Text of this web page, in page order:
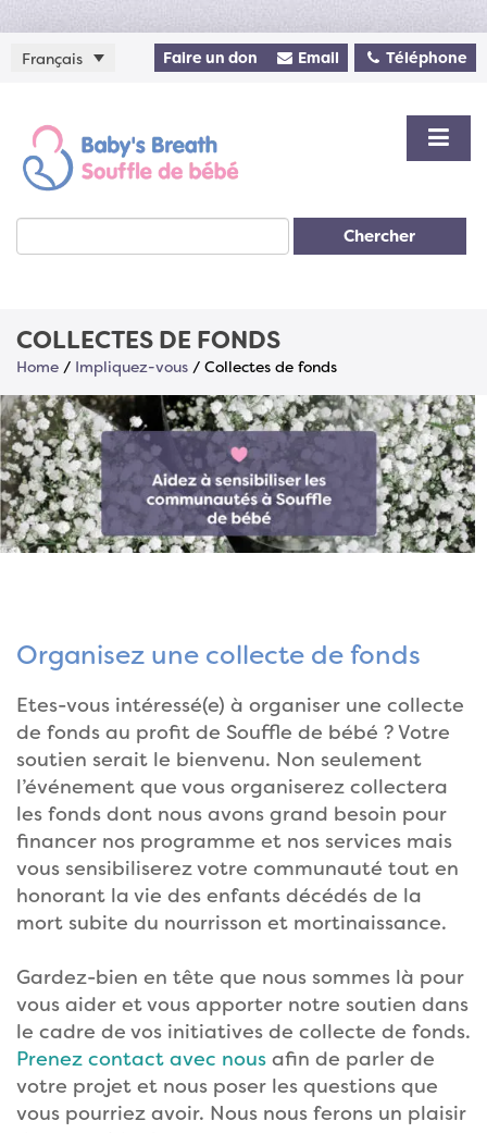
Français Faire un don Email Téléphone
Chercher
COLLECTES DE FONDS
Home / Impliquez-vous / Collectes de fonds
Organisez une collecte de fonds
Etes-vous intéressé(e) à organiser une collecte
de fonds au profit de Souffle de bébé ? Votre
soutien serait le bienvenu. Non seulement
l’événement que vous organiserez collectera
les fonds dont nous avons grand besoin pour
financer nos programme et nos services mais
vous sensibiliserez votre communauté tout en
honorant la vie des enfants décédés de la
mort subite du nourrisson et mortinaissance.
Gardez-bien en tête que nous sommes là pour
vous aider et vous apporter notre soutien dans
le cadre de vos initiatives de collecte de fonds.
Prenez contact avec nous afin de parler de
votre projet et nous poser les questions que
vous pourriez avoir. Nous nous ferons un plaisir